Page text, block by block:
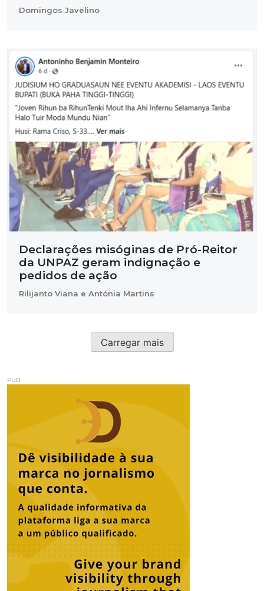
Domingos Javelino
Declarações misóginas de Pró-Reitor
da UNPAZ geram indignação e
pedidos de ação
Rilijanto Viana e Antónia Martins
Carregar mais
PUB